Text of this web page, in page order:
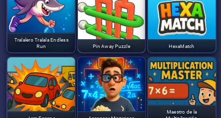
Tralalero Tralala Endless
Run
Pin Away Puzzle HexaMatch
Maestro de la